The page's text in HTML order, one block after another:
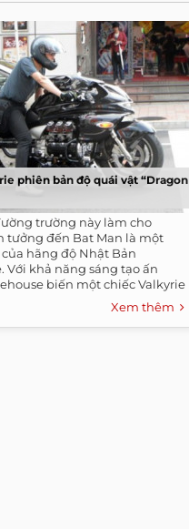
phiên bản độ quái vật “Dragon
trường này làm cho
tưởng đến Bat Man là một
hãng độ Nhật Bản
Với khả năng sáng tạo ấn
biến một chiếc Valkyrie
Xem thêm